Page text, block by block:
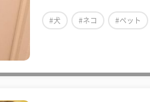
#犬 #ネコ #ペット